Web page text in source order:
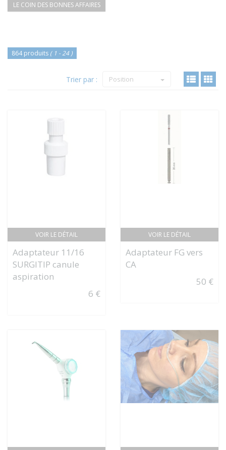
LE COIN DES BONNES AFFAIRES
864 produits ( 1 - 24 )
Trier par : Position
VOIR LE DÉTAIL
Adaptateur 11/16
SURGITIP canule
aspiration
6 €
VOIR LE DÉTAIL
Adaptateur FG vers
CA
50 €